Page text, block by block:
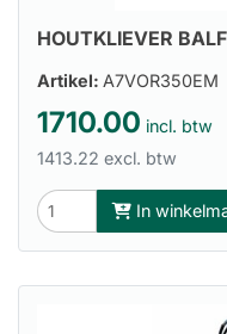
HOUTKLIEVER
Artikel: A7VOR350EM
1710.00 incl. btw
1413.22 excl. btw
In